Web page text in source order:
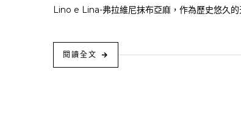
Lino e Lina-弗拉維尼抹布亞麻，作為歷史悠久
閱讀全文